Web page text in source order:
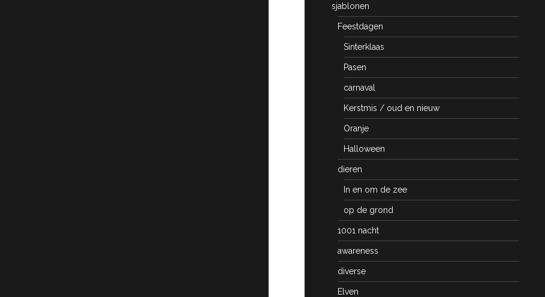
sjablonen
Feestdagen
Sinterklaas
Pasen
carnaval
Kerstmis / oud en nieuw
Oranje
Halloween
dieren
In en om de zee
op de grond
1001 nacht
awareness
diverse
Elven